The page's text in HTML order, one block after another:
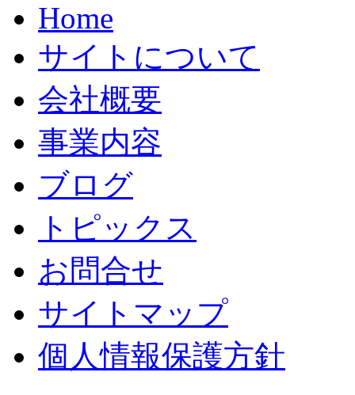
Home
サイトについて
会社概要
事業内容
ブログ
トピックス
お問合せ
サイトマップ
個人情報保護方針